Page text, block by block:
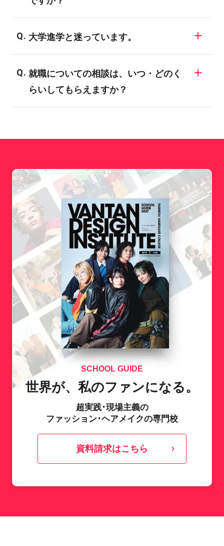
な目標を決められない学生も多いようで
す。バンタンでは業界の仕組みや現状、
様々な職種についてご説明する進路ガイダ
ンスを開催しています。興味のある業界に
ついては、ぜひ専門のスタッフにご相談し
てみてください。
験者や初心者です。全ての学科・専攻が未
経験者対応のカリキュラムになっており、
専門的な知識や技術は入学後にしっかり学
ぶことができます。
大学進学と迷っています。
の習得」により、自分の関心を深めていく
ことを目標としています。バンタンでは、
「現場実習やインターンシップ、企業・メ
志望業界の専門職に就くための技術習得や
くラインナップされています。目的が異な
るため、どちらに進むかによってその後の
就職などにも影響を与えることになるでし
ょう。まずは、自分は何がやりたいのかを
しっかり見つめなおし、検討することが必
要です。
就職についての相談は、いつ・どのく
らいしてもらえますか？
会・面接 このステップに合わせて、適時
アドバイスをさせて頂きます。早期に進路
の方向性を決定するためには、目標設定や
スケジューリングがとても重要になりま
す。採用活動ピーク時前に、ノウハウがわ
かるよう、個別面談では特にその部分のナ
ビゲートを重視しています。
SCHOOL GUIDE
世界が、私のファンになる。
超実践･現場主義の
ファッション･ヘアメイクの専門校
資料請求はこちら